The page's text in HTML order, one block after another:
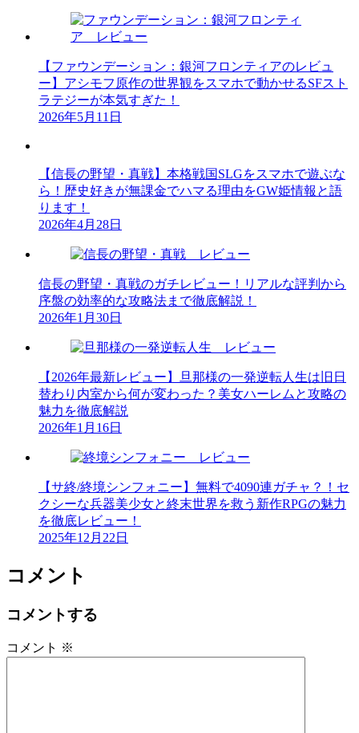
【ファウンデーション：銀河フロンティアのレビュ
ー】アシモフ原作の世界観をスマホで動かせるSFスト
ラテジーが本気すぎた！
2026年5月11日
【信長の野望・真戦】本格戦国SLGをスマホで遊ぶな
ら！歴史好きが無課金でハマる理由をGW姫情報と語
ります！
2026年4月28日
信長の野望・真戦のガチレビュー！リアルな評判から
序盤の効率的な攻略法まで徹底解説！
2026年1月30日
【2026年最新レビュー】旦那様の一発逆転人生は旧日
替わり内室から何が変わった？美女ハーレムと攻略の
魅力を徹底解説
2026年1月16日
【サ終/終境シンフォニー】無料で4090連ガチャ？！セ
クシーな兵器美少女と終末世界を救う新作RPGの魅力
を徹底レビュー！
2025年12月22日
コメント
コメントする
コメント ※